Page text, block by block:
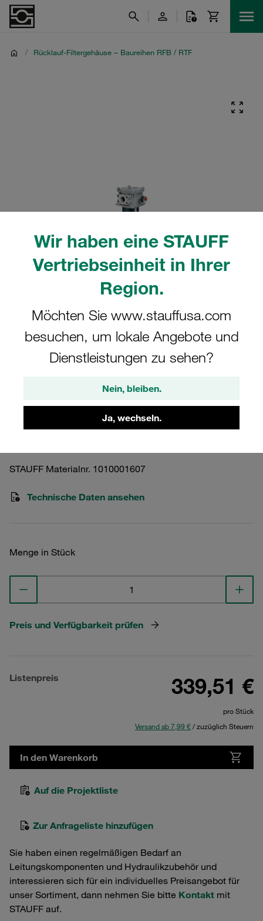
Wir haben eine STAUFF
Vertriebseinheit in Ihrer
Region.
Möchten Sie www.stauffusa.com
besuchen, um lokale Angebote und
Dienstleistungen zu sehen?
Nein, bleiben.
Ja, wechseln.
/ Rücklauf-Filtergehäuse – Baureihen RFB / RTF
Bitte beachten Sie: Das Bild dient nur zur Veranschaulichung und kann vom
Mehr anzeigen
Rücklauffiltergehäuse Betriebsdruck
<6,9 bar
STAUFF Materialnr. 1010001607
Technische Daten ansehen
Menge in Stück
Preis und Verfügbarkeit prüfen
Listenpreis 339,51 €
pro Stück
Versand ab 7,99 €/ zuzüglich Steuern
In den Warenkorb
Auf die Projektliste
Zur Anfrageliste hinzufügen
Sie haben einen regelmäßigen Bedarf an
Leitungskomponenten und Hydraulikzubehör und
interessieren sich für ein individuelles Preisangebot für
unser Sortiment, dann nehmen Sie bitte Kontakt mit
STAUFF auf.